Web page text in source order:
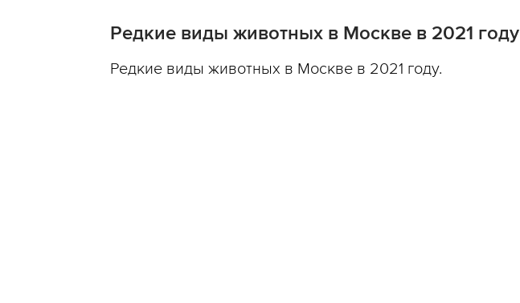
Редкие виды животных в Москве в 2021 году
Редкие виды животных в Москве в 2021 году.